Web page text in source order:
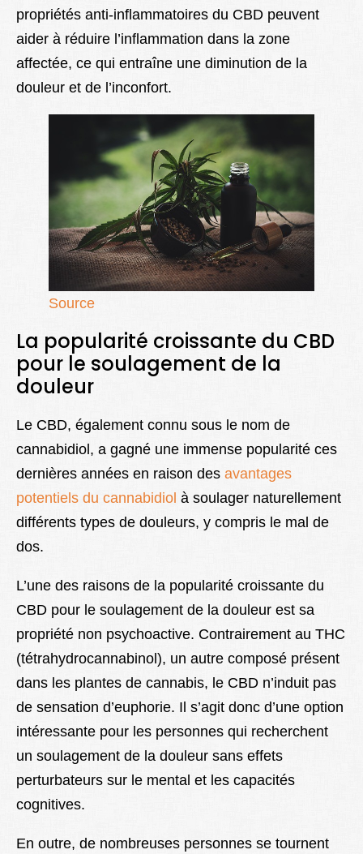
propriétés anti-inflammatoires du CBD peuvent
aider à réduire l’inflammation dans la zone
affectée, ce qui entraîne une diminution de la
douleur et de l’inconfort.
Source
La popularité croissante du CBD
pour le soulagement de la
douleur
Le CBD, également connu sous le nom de
cannabidiol, a gagné une immense popularité ces
dernières années en raison des avantages
potentiels du cannabidiol à soulager naturellement
différents types de douleurs, y compris le mal de
dos.
L’une des raisons de la popularité croissante du
CBD pour le soulagement de la douleur est sa
propriété non psychoactive. Contrairement au THC
(tétrahydrocannabinol), un autre composé présent
dans les plantes de cannabis, le CBD n’induit pas
de sensation d’euphorie. Il s’agit donc d’une option
intéressante pour les personnes qui recherchent
un soulagement de la douleur sans effets
perturbateurs sur le mental et les capacités
cognitives.
En outre, de nombreuses personnes se tournent